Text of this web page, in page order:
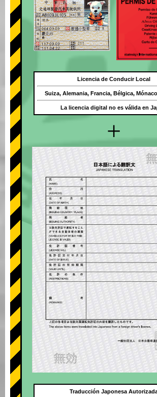
+
Licencia de Conducir Local
Suiza, Alemania, Francia, Bélgica,
La licencia digital no es válida en
Traducción Japonesa